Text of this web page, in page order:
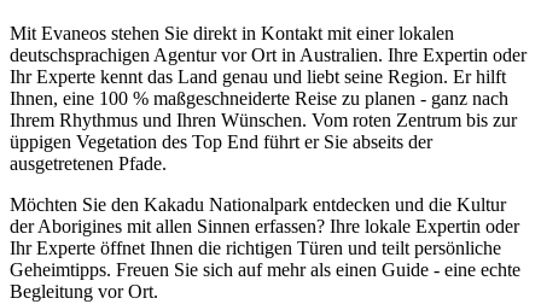
Mit Evaneos stehen Sie direkt in Kontakt mit einer lokalen
deutschsprachigen Agentur vor Ort in Australien. Ihre Expertin oder
Ihr Experte kennt das Land genau und liebt seine Region. Er hilft
Ihnen, eine 100 % maßgeschneiderte Reise zu planen - ganz nach
Ihrem Rhythmus und Ihren Wünschen. Vom roten Zentrum bis zur
üppigen Vegetation des Top End führt er Sie abseits der
ausgetretenen Pfade.
Möchten Sie den Kakadu Nationalpark entdecken und die Kultur
der Aborigines mit allen Sinnen erfassen? Ihre lokale Expertin oder
Ihr Experte öffnet Ihnen die richtigen Türen und teilt persönliche
Geheimtipps. Freuen Sie sich auf mehr als einen Guide - eine echte
Begleitung vor Ort.